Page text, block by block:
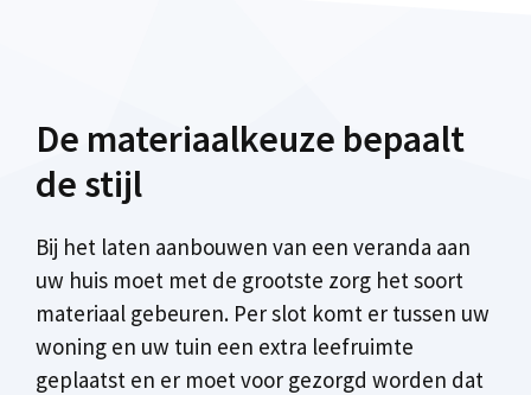
De materiaalkeuze bepaalt
de stijl
Bij het laten aanbouwen van een veranda aan
uw huis moet met de grootste zorg het soort
materiaal gebeuren. Per slot komt er tussen uw
woning en uw tuin een extra leefruimte
geplaatst en er moet voor gezorgd worden dat